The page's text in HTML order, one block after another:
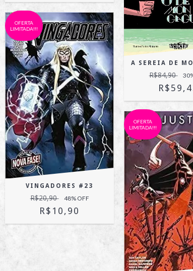
A SEREIA DE
R$84,90 30
OFERTA
LIMITADA!!!
VINGADORES #23
R$20,90 48% OFF
R$10,90
OFERTA
LIMITADA!!!